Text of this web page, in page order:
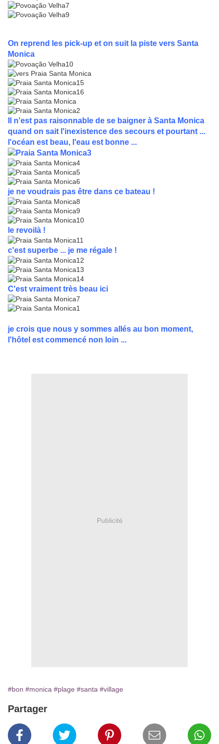
On reprend les pick-up et on suit la piste vers Santa
Monica
Il n'est pas raisonnable de se baigner à Santa Monica
quand on sait l'inexistence des secours et pourtant ...
l'océan est beau, l'eau est bonne ...
je ne voudrais pas être dans ce bateau !
le revoilà !
c'est superbe ... je me régale !
C'est vraiment très beau ici
je crois que nous y sommes allés au bon moment,
l'hôtel est commencé non loin ...
Publicité
#bon #monica #plage #santa #village
Partager